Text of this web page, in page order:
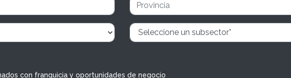
con franquicia y oportunidades de negocio